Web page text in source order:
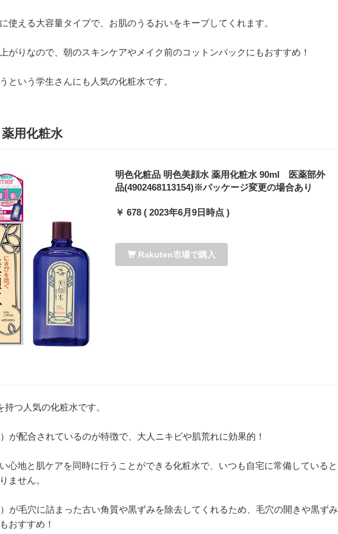
使える大容量タイプで、お肌のうるおいをキープしてくれます。
がりなので、朝のスキンケアやメイク前のコットンパックにもおすすめ！
という学生さんにも人気の化粧水です。
用化粧水
明色化粧品 明色美顔水 薬用化粧水 90ml 医薬部外
品(4902468113154)※パッケージ変更の場合あり
￥ 678 ( 2023年6月9日時点 )
Rakuten市場で購入
つ人気の化粧水です。
が配合されているのが特徴で、大人ニキビや肌荒れに効果的！
心地と肌ケアを同時に行うことができる化粧水で、いつも自宅に常備していると
ません。
が毛穴に詰まった古い角質や黒ずみを除去してくれるため、毛穴の開きや黒ずみ
おすすめ！